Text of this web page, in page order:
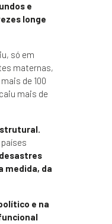
e
longe
só em
maternas,
de 100
mais de
medida, da
e na